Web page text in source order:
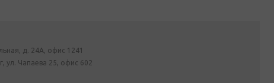
д. 24А, офис 1241
ул. Чапаева 25, офис 602